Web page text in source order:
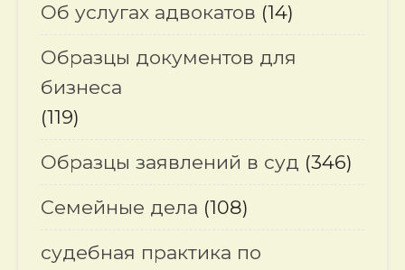
Об услугах адвокатов (14)
Образцы документов для
бизнеса
(119)
Образцы заявлений в суд (346)
Семейные дела (108)
судебная практика по